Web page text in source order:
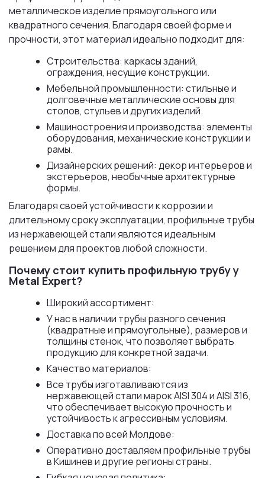
металлическое изделие прямоугольного или
квадратного сечения. Благодаря своей форме и
прочности, этот материал идеально подходит для:
Строительства: каркасы зданий,
ограждения, несущие конструкции.
Мебельной промышленности: стильные и
долговечные металлические основы для
столов, стульев и других изделий.
Машиностроения и производства: элементы
оборудования, механические конструкции и
рамы.
Дизайнерских решений: декор интерьеров и
экстерьеров, необычные архитектурные
формы.
Благодаря своей устойчивости к коррозии и
длительному сроку эксплуатации, профильные трубы
из нержавеющей стали являются идеальным
решением для проектов любой сложности.
Почему стоит купить профильную трубу у
Metal Expert?
Широкий ассортимент:
У нас в наличии трубы разного сечения
(квадратные и прямоугольные), размеров и
толщины стенок, что позволяет выбрать
продукцию для конкретной задачи.
Качество материалов:
Все трубы изготавливаются из
нержавеющей стали марок AISI 304 и AISI 316,
что обеспечивает высокую прочность и
устойчивость к агрессивным условиям.
Доставка по всей Молдове:
Оперативно доставляем профильные трубы
в Кишинев и другие регионы страны.